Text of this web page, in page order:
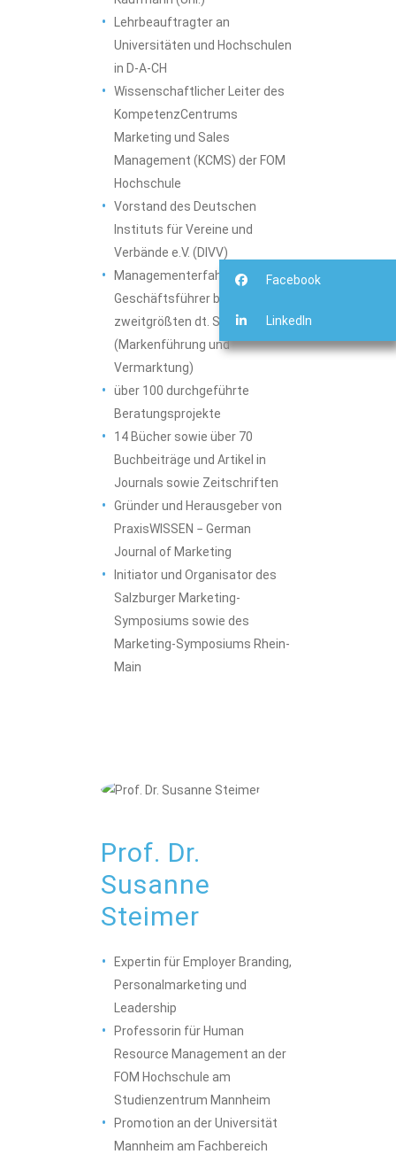
Lehrbeauftragter an
Universitäten und Hochschulen
in D-A-CH
Wissenschaftlicher Leiter des
KompetenzCentrums
Marketing und Sales
Management (KCMS) der FOM
Hochschule
Vorstand des Deutschen
Instituts für Vereine und
Verbände e.V. (DIVV)
Managementerfahrung u.a. als
Geschäftsführer beim
zweitgrößten dt. Sportverband
(Markenführung und
Vermarktung)
über 100 durchgeführte
Beratungsprojekte
14 Bücher sowie über 70
Buchbeiträge und Artikel in
Journals sowie Zeitschriften
Gründer und Herausgeber von
PraxisWISSEN − German
Journal of Marketing
Initiator und Organisator des
Salzburger Marketing-
Symposiums sowie des
Marketing-Symposiums Rhein-
Main
Prof. Dr.
Susanne
Steimer
Expertin für Employer Branding,
Personalmarketing und
Leadership
Professorin für Human
Resource Management an der
FOM Hochschule am
Studienzentrum Mannheim
Promotion an der Universität
Mannheim am Fachbereich
Facebook
LinkedIn